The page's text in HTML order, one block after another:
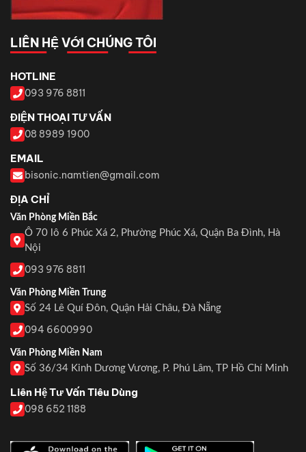
LIÊN HỆ VỚI CHÚNG TÔI
HOTLINE
093 976 8811
ĐIỆN THOẠI TƯ VẤN
08 8989 1900
EMAIL
bisonic.namtien@gmail.com
ĐỊA CHỈ
Văn Phòng Miền Bắc
Ô 70 lô 6 Phúc Xá 2, Phường Phúc Xá, Quận Ba Đình, Hà
Nội
093 976 8811
Văn Phòng Miền Trung
Số 24 Lê Quí Đôn, Quận Hải Châu, Đà Nẵng
094 6600990
Văn Phòng Miền Nam
Số 36/34 Kinh Dương Vương, P. Phú Lâm, TP Hồ Chí Minh
Liên Hệ Tư Vấn Tiêu Dùng
098 652 1188